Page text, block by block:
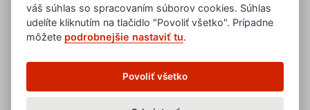
www.edb.cz
www.edb.eu
www.poptavka.net
váš súhlas so spracovaním súborov cookies. Súhlas
udelíte kliknutím na tlačidlo "Povoliť všetko". Prípadne
môžete podrobnejšie nastaviť tu.
Povoliť všetko